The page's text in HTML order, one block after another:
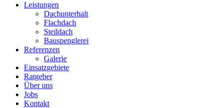
Leistungen
Dachunterhalt
Flachdach
Steildach
Bauspenglerei
Referenzen
Galerie
Einsatzgebiete
Ratgeber
Über uns
Jobs
Kontakt